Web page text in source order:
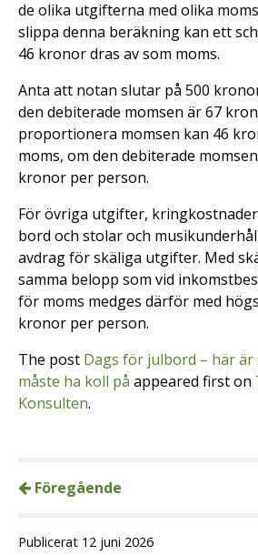
de olika utgifterna med olika
slippa denna beräkning kan ett
46 kronor dras av som moms.
Anta att notan slutar på 500
den debiterade momsen är 67
proportionera momsen kan 46
moms, om den debiterade
kronor per person.
För övriga utgifter,
bord och stolar och
avdrag för skäliga utgifter. Med
samma belopp som vid
för moms medges därför med
kronor per person.
The post Dags för julbord – här
måste ha koll på appeared first on
Konsulten.
Föregående
Publicerat 12 juni 2026